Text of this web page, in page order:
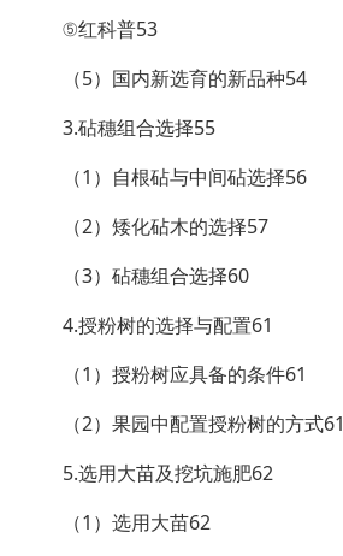
⑤红科普53
（5）国内新选育的新品种54
3.砧穗组合选择55
（1）自根砧与中间砧选择56
（2）矮化砧木的选择57
（3）砧穗组合选择60
4.授粉树的选择与配置61
（1）授粉树应具备的条件61
（2）果园中配置授粉树的方式61
5.选用大苗及挖坑施肥62
（1）选用大苗62